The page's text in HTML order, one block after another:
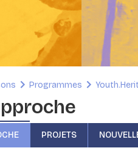
Programmes
PROJETS